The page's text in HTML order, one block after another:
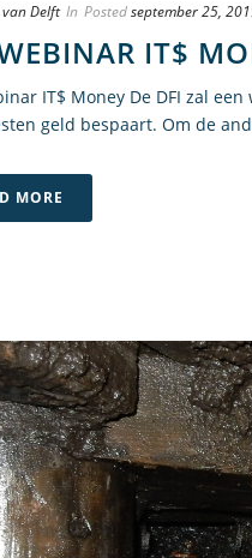
van Delft In Postedseptember 25,
IT$
IT$ Money De DFI zal
geld bespaart. Om de
MORE